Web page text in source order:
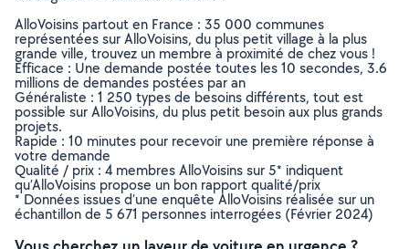
AlloVoisins partout en France : 35 000 communes
représentées sur AlloVoisins, du plus petit village à la plus
grande ville, trouvez un membre à proximité de chez vous !
Efficace : Une demande postée toutes les 10 secondes, 3.6
millions de demandes postées par an
Généraliste : 1 250 types de besoins différents, tout est
possible sur AlloVoisins, du plus petit besoin aux plus grands
projets.
Rapide : 10 minutes pour recevoir une première réponse à
votre demande
Qualité / prix : 4 membres AlloVoisins sur 5* indiquent
qu’AlloVoisins propose un bon rapport qualité/prix
* Données issues d’une enquête AlloVoisins réalisée sur un
échantillon de 5 671 personnes interrogées (Février 2024)